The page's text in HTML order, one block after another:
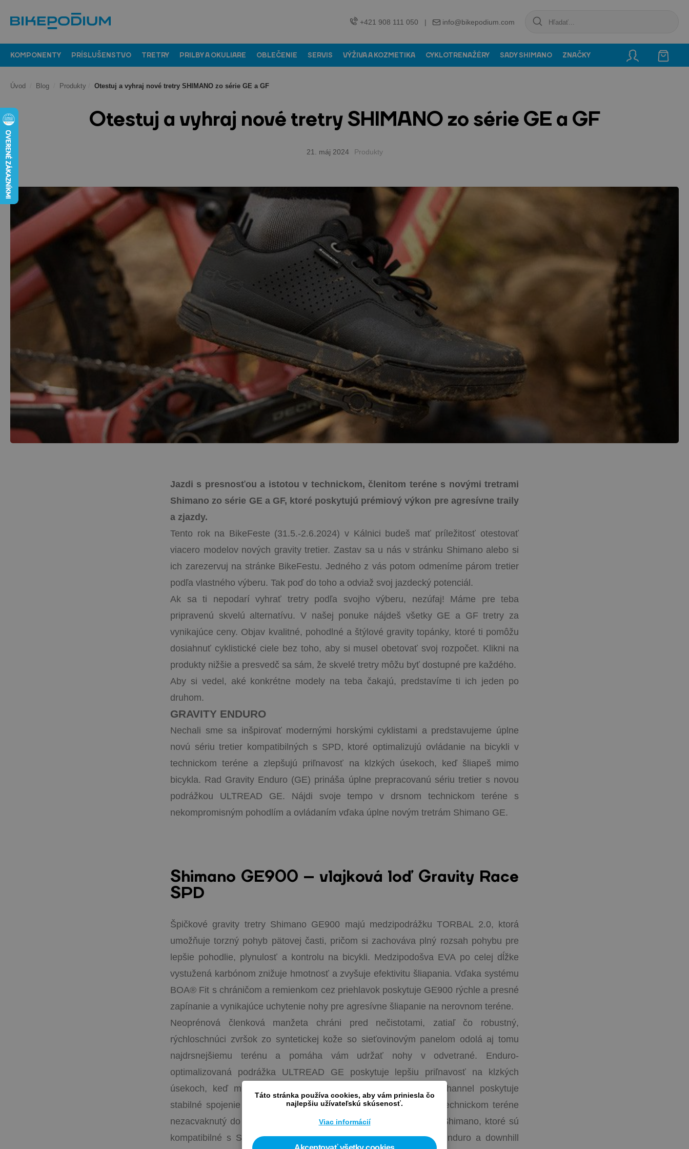
Táto stránka používa cookies, aby vám priniesla čo
najlepšiu užívateľskú skúsenosť.
Viac informácií
+421 908 111 050 | info@bikepodium.com
KOMPONENTY PRÍSLUŠENSTVO TRETRY PRILBY A OKULIARE OBLEČENIE SERVIS VÝŽIVA A KOZMETIKA CYKLOTRENAŽÉRY SADY SHIMANO ZNAČKY
Úvod Blog Produkty Otestuj a vyhraj nové tretry SHIMANO zo série GE a GF
Otestuj a vyhraj nové tretry SHIMANO zo série GE a GF
21. máj 2024 Produkty
Jazdi s presnosťou a istotou v technickom, členitom teréne s novými tretrami
Shimano zo série GE a GF, ktoré poskytujú prémiový výkon pre agresívne traily
a zjazdy.
Tento rok na BikeFeste (31.5.-2.6.2024) v Kálnici budeš mať príležitosť otestovať
viacero modelov nových gravity tretier. Zastav sa u nás v stránku Shimano alebo si
ich zarezervuj na stránke BikeFestu. Jedného z vás potom odmeníme párom tretier
podľa vlastného výberu. Tak poď do toho a odviaž svoj jazdecký potenciál.
Ak sa ti nepodarí vyhrať tretry podľa svojho výberu, nezúfaj! Máme pre teba
pripravenú skvelú alternatívu. V našej ponuke nájdeš všetky GE a GF tretry za
vynikajúce ceny. Objav kvalitné, pohodlné a štýlové gravity topánky, ktoré ti pomôžu
dosiahnuť cyklistické ciele bez toho, aby si musel obetovať svoj rozpočet. Klikni na
produkty nižšie a presvedč sa sám, že skvelé tretry môžu byť dostupné pre každého.
Aby si vedel, aké konkrétne modely na teba čakajú, predstavíme ti ich jeden po
druhom.
GRAVITY ENDURO
Nechali sme sa inšpirovať modernými horskými cyklistami a predstavujeme úplne
novú sériu tretier kompatibilných s SPD, ktoré optimalizujú ovládanie na bicykli v
technickom teréne a zlepšujú priľnavosť na klzkých úsekoch, keď šliapeš mimo
bicykla. Rad Gravity Enduro (GE) prináša úplne prepracovanú sériu tretier s novou
podrážkou ULTREAD GE. Nájdi svoje tempo v drsnom technickom teréne s
nekompromisným pohodlím a ovládaním vďaka úplne novým tretrám Shimano GE.
Shimano GE900 – vlajková loď Gravity Race
SPD
Špičkové gravity tretry Shimano GE900 majú medzipodrážku TORBAL 2.0, ktorá
umožňuje torzný pohyb pätovej časti, pričom si zachováva plný rozsah pohybu pre
lepšie pohodlie, plynulosť a kontrolu na bicykli. Medzipodošva EVA po celej dĺžke
vystužená karbónom znižuje hmotnosť a zvyšuje efektivitu šliapania. Vďaka systému
BOA® Fit s chráničom a remienkom cez priehlavok poskytuje GE900 rýchle a presné
zapínanie a vynikajúce uchytenie nohy pre agresívne šliapanie na nerovnom teréne.
Neoprénová členková manžeta chráni pred nečistotami, zatiaľ čo robustný,
rýchloschnúci zvršok zo syntetickej kože so sieťovinovým panelom odolá aj tomu
najdrsnejšiemu terénu a pomáha vám udržať nohy v odvetrané. Enduro-
optimalizovaná podrážka ULTREAD GE poskytuje lepšiu priľnavosť na klzkých
úsekoch, keď musíš zosadnúť z bicykla. Technológia Pedal Channel poskytuje
stabilné spojenie medzi tretrou a pedálom aj keď si pri jazde v technickom teréne
nezacvaknutý do pedálov. Vlajková loď špičkových gravity tretier Shimano, ktoré sú
kompatibilné s SPD. GE900 je ideálnou voľbou pre agresívne enduro a downhill